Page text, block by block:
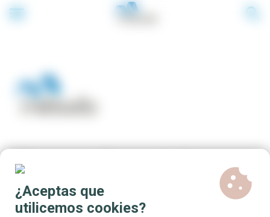
menu search
Cursos online gratuitos para
el sector Servicio a las
empresas
¿Aceptas que
utilicemos cookies?
cookie